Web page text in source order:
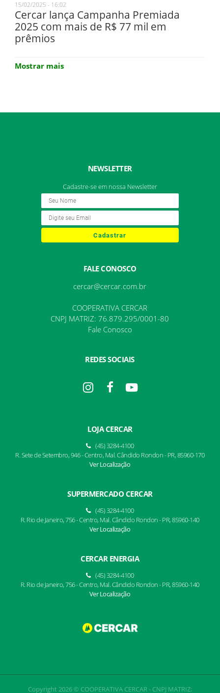
15/02/2025 - 16:02
Cercar lança Campanha Premiada
2025 com mais de R$ 77 mil em
prêmios
Mostrar mais
NEWSLETTER
Cadastre-se em nossa Newsletter
Cadastrar
FALE CONOSCO
cercar@cercar.com.br
COOPERATIVA CERCAR
CNPJ MATRIZ: 76.879.295/0001-80
Fale Conosco
REDES SOCIAIS
LOJA CERCAR
(45) 3284-4100
R. Sete de Setembro, 946 - Centro, Mal. Cândido Rondon - PR, 85960-170
Ver Localização
SUPERMERCADO CERCAR
(45) 3284-4100
R. Rio de Janeiro, 756 - Centro, Mal. Cândido Rondon - PR, 85960-140
Ver Localização
CERCAR ENERGIA
(45) 3284-4100
R. Rio de Janeiro, 756 - Centro, Mal. Cândido Rondon - PR, 85960-140
Ver Localização
Copyright 2026 © COOPERATIVA CERCAR - CNPJ MATRIZ: